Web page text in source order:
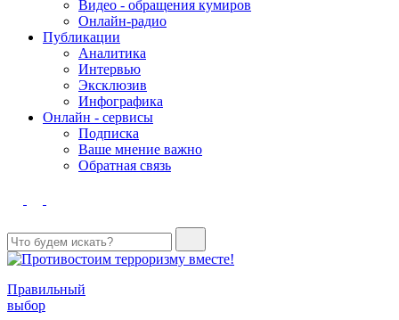
Видео - обращения кумиров
Онлайн-радио
Публикации
Аналитика
Интервью
Эксклюзив
Инфографика
Онлайн - сервисы
Подписка
Ваше мнение важно
Обратная связь
Правильный
выбор